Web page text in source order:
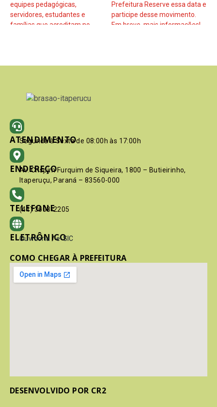
ATENDIMENTO
Segunda à Sexta de 08:00h às 17:00h
ENDEREÇO
Av. Crispim Furquim de Siqueira, 1800 – Butieirinho,
Itaperuçu, Paraná – 83560-000
TELEFONE
(41) 3603-2205
ELETRÔNICO
Ouvidoria / e-SIC
COMO CHEGAR À PREFEITURA
DESENVOLVIDO POR CR2